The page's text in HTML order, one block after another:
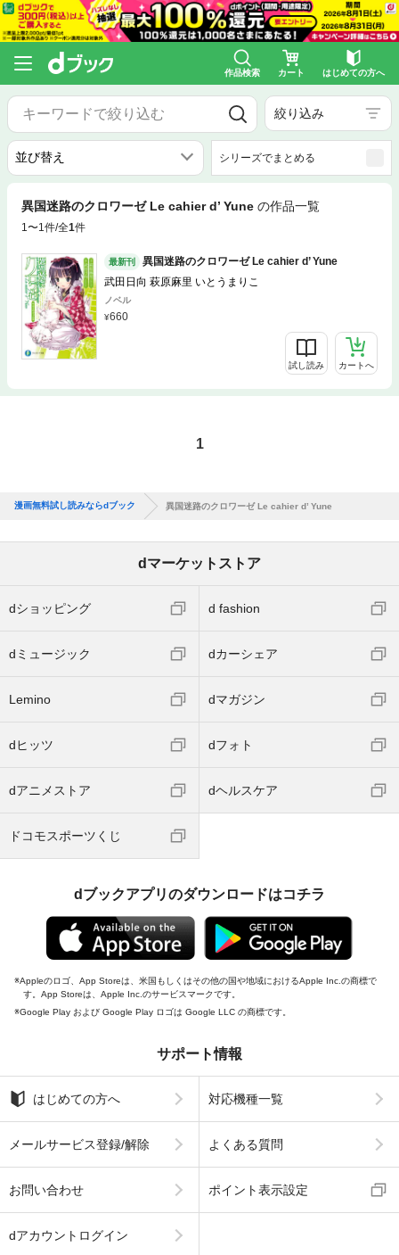
作品検索 カート はじめての方へ
絞り込み
シリーズでまとめる
異国迷路のクロワーゼ Le cahier d’ Yune の作品一覧
1〜1件/全1件
最新刊
異国迷路のクロワーゼ Le cahier d’ Yune
武田日向 萩原麻里 いとうまりこ
ノベル
660
試し読み カートへ
1
漫画無料試し読みならdブック 異国迷路のクロワーゼ Le cahier d’ Yune
dマーケットストア
dショッピング d fashion
dミュージック dカーシェア
Lemino dマガジン
dヒッツ dフォト
dアニメストア dヘルスケア
ドコモスポーツくじ
dブックアプリのダウンロードはコチラ
Appleのロゴ、App Storeは、米国もしくはその他の国や地域におけるApple Inc.の商標で
す。App Storeは、Apple Inc.のサービスマークです。
Google Play および Google Play ロゴは Google LLC の商標です。
サポート情報
はじめての方へ 対応機種一覧
メールサービス登録/解除 よくある質問
お問い合わせ ポイント表示設定
dアカウントログイン